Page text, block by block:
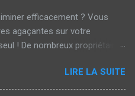
efficacement ? Vous
agaçantes sur votre
! De nombreux propriétaires
les éliminer efficacement ?
d'un polissage réussi.
LIRE LA SUITE